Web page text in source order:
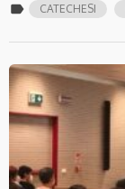
label CATECHESI